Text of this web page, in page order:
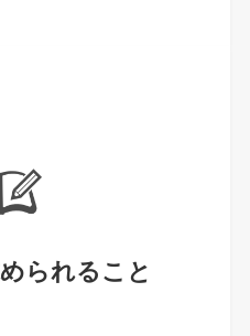
られること